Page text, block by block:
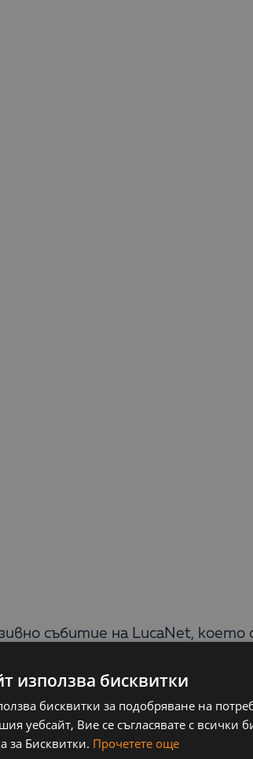
събитие на LucaNet,
само партньори,
година. Програмата на
кръгли маси с дискусии,
използва бисквитки
бисквитки за подобряване на
уебсайт, Вие се съгласявате с всички
за Бисквитки. Прочетете още